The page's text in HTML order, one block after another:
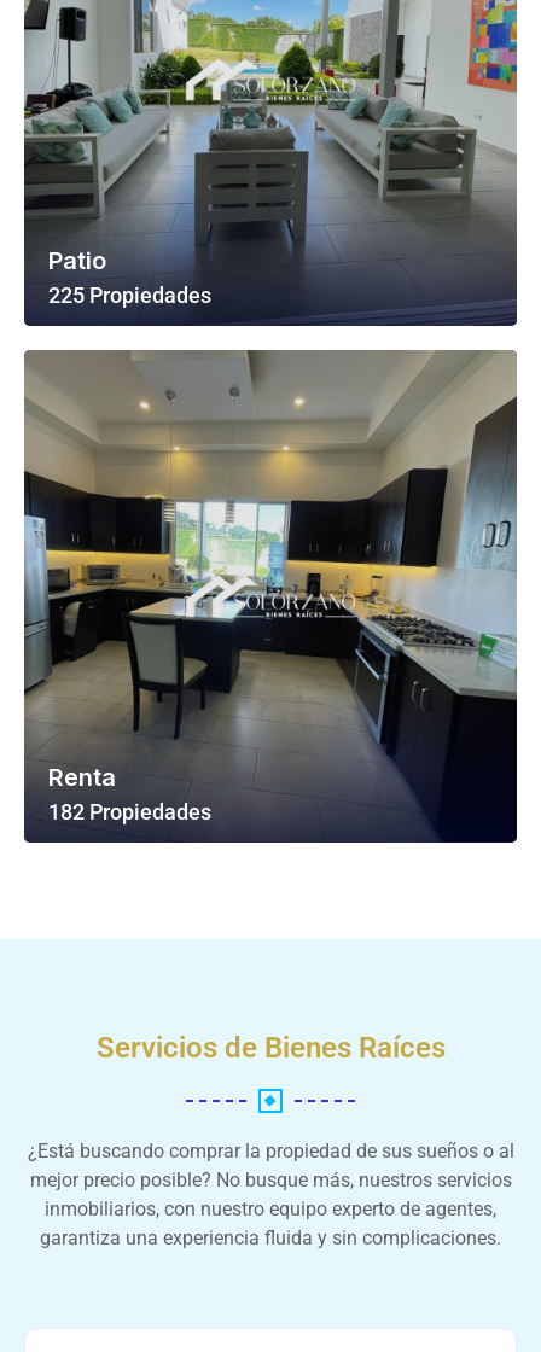
Patio
225 Propiedades
Ver Todas Las Propiedades
Renta
182 Propiedades
Servicios de Bienes Raíces
¿Está buscando comprar la propiedad de sus sueños o al
mejor precio posible? No busque más, nuestros servicios
inmobiliarios, con nuestro equipo experto de agentes,
garantiza una experiencia fluida y sin complicaciones.